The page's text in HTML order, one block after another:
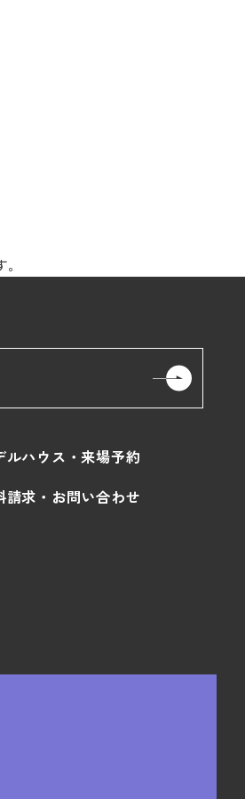
ルハウス・来場予約
請求・お問い合わせ